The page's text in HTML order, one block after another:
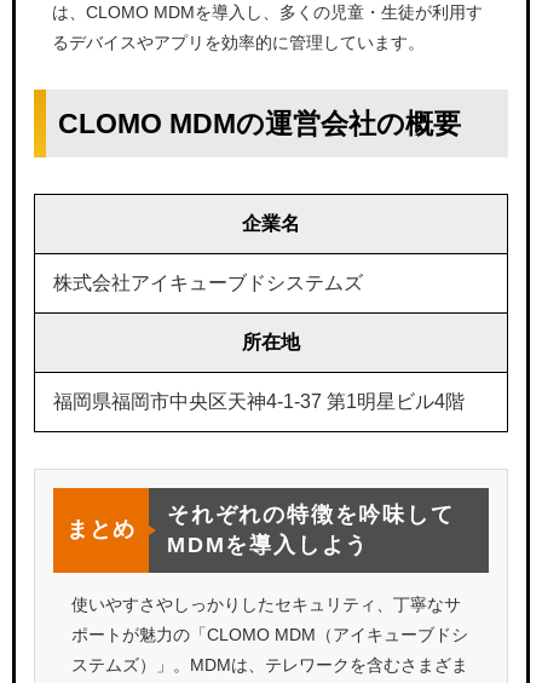
は、CLOMO MDMを導入し、多くの児童・生徒が利用す
るデバイスやアプリを効率的に管理しています。
CLOMO MDMの運営会社の概要
企業名
株式会社アイキューブドシステムズ
所在地
福岡県福岡市中央区天神4-1-37 第1明星ビル4階
まとめ
それぞれの特徴を吟味して
MDMを導入しよう
使いやすさやしっかりしたセキュリティ、丁寧なサ
ポートが魅力の「CLOMO MDM（アイキューブドシ
ステムズ）」。MDMは、テレワークを含むさまざま